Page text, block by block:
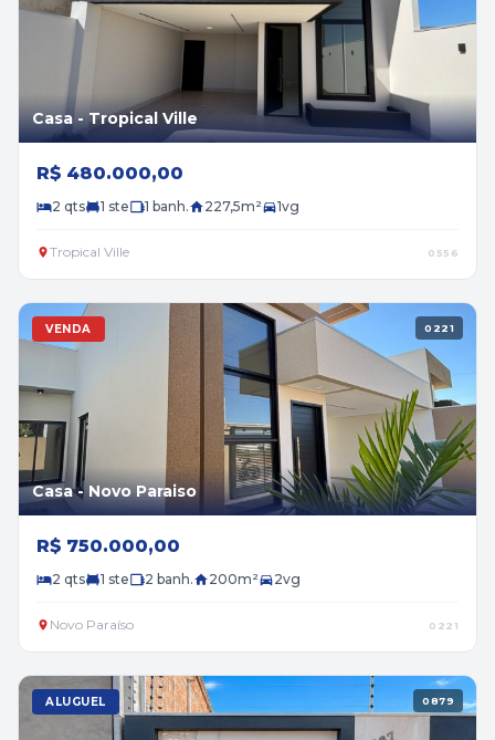
Casa - Tropical Ville
R$ 480.000,00
2 qts 1 ste 1 banh. 227,5m² 1vg
Tropical Ville 0556
VENDA 0221
Casa - Novo Paraiso
R$ 750.000,00
2 qts 1 ste 2 banh. 200m² 2vg
Novo Paraíso 0221
ALUGUEL 0879